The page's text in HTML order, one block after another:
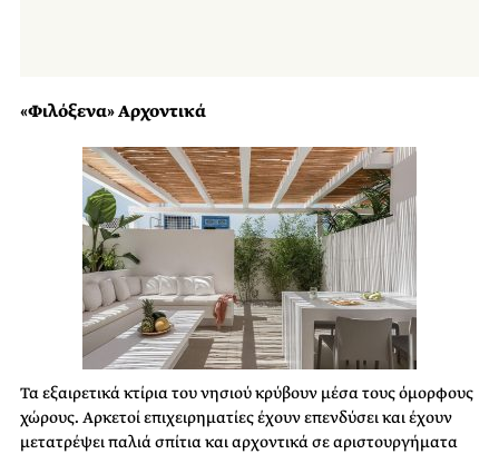
«Φιλόξενα» Αρχοντικά
Τα εξαιρετικά κτίρια του νησιού κρύβουν μέσα τους όμορφους
χώρους. Αρκετοί επιχειρηματίες έχουν επενδύσει και έχουν
μετατρέψει παλιά σπίτια και αρχοντικά σε αριστουργήματα